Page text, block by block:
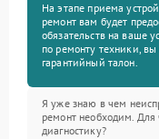
На этапе приема
ремонт вам будет
обязательств на ваше
по ремонту техники,
гарантийный талон.
Я уже знаю в чем
ремонт необходим. Для
диагностику?